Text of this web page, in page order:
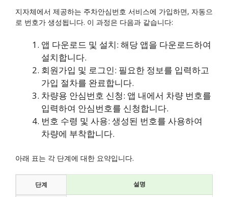
지자체에서 제공하는 주차안심번호 서비스에 가입하면, 자동으
로 번호가 생성됩니다. 이 과정은 다음과 같습니다:
앱 다운로드 및 설치: 해당 앱을 다운로드하여
설치합니다.
회원가입 및 로그인: 필요한 정보를 입력하고
가입 절차를 완료합니다.
차량용 안심번호 신청: 앱 내에서 차량 번호를
입력하여 안심번호를 신청합니다.
번호 수령 및 사용: 생성된 번호를 사용하여
차량에 부착합니다.
아래 표는 각 단계에 대한 요약입니다.
단계 설명